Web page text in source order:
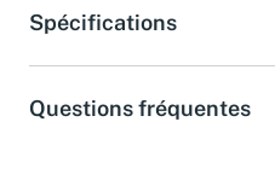
Spécifications
Questions fréquentes